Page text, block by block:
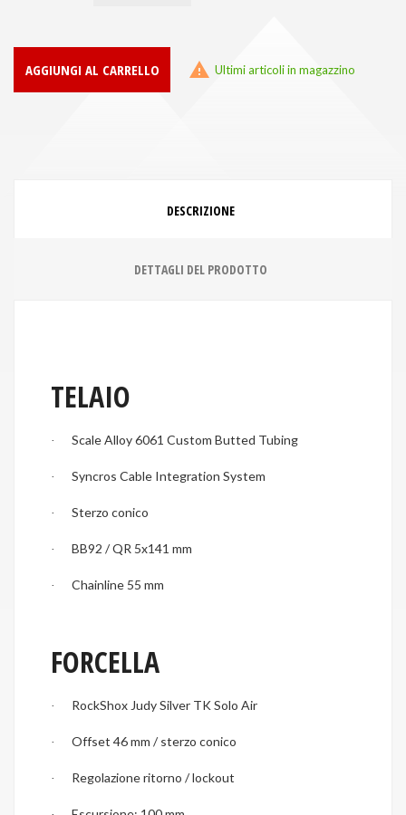
AGGIUNGI AL CARRELLO  Ultimi articoli in magazzino
DESCRIZIONE
DETTAGLI DEL PRODOTTO
TELAIO
· Scale Alloy 6061 Custom Butted Tubing
· Syncros Cable Integration System
· Sterzo conico
· BB92 / QR 5x141 mm
· Chainline 55 mm
FORCELLA
· RockShox Judy Silver TK Solo Air
· Offset 46 mm / sterzo conico
· Regolazione ritorno / lockout